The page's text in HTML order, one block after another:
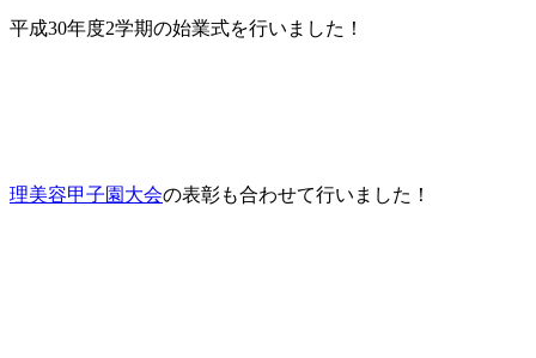
平成30年度2学期の始業式を行いました！
理美容甲子園大会の表彰も合わせて行いました！